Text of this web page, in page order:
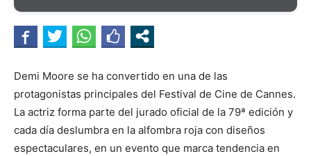
Demi Moore se ha convertido en una de las
protagonistas principales del Festival de Cine de Cannes.
La actriz forma parte del jurado oficial de la 79ª edición y
cada día deslumbra en la alfombra roja con diseños
espectaculares, en un evento que marca tendencia en